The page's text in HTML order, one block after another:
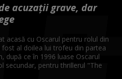
acuzații grave, dar
acasă cu Oscarul pentru rolul din
al doilea lui trofeu din partea
după ce în 1996 luase Oscarul
secundar, pentru thrillerul "The